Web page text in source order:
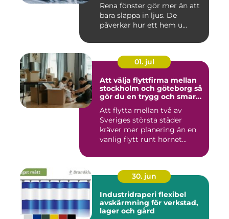
Rena fönster gör mer än att
bara släppa in ljus. De
påverkar hur ett hem u...
01. jul
Att välja flyttfirma mellan
stockholm och göteborg så
gör du en trygg och smart
Att flytta mellan två av
Sveriges största städer
kräver mer planering än en
vanlig flytt runt hörnet...
30. jun
Industridraperi flexibel
avskärmning för verkstad,
lager och gård